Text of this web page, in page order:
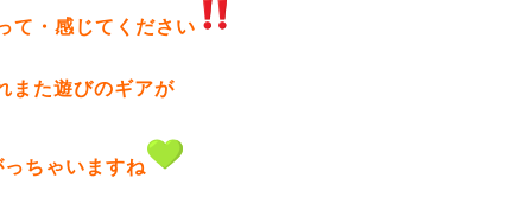
て・感じてください
また遊びのギアが
っちゃいますね